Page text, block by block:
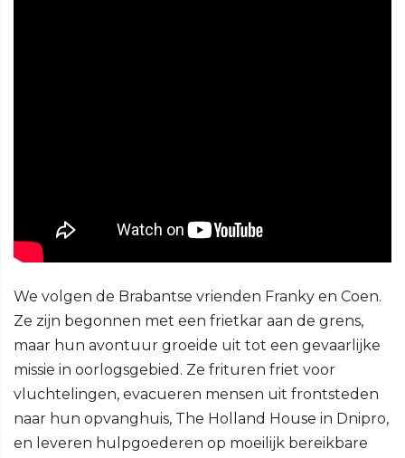
We volgen de Brabantse vrienden Franky en Coen.
Ze zijn begonnen met een frietkar aan de grens,
maar hun avontuur groeide uit tot een gevaarlijke
missie in oorlogsgebied. Ze frituren friet voor
vluchtelingen, evacueren mensen uit frontsteden
naar hun opvanghuis, The Holland House in Dnipro,
en leveren hulpgoederen op moeilijk bereikbare